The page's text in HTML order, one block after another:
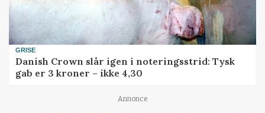
GRISE
Danish Crown slår igen i noteringsstrid: Tysk
gab er 3 kroner – ikke 4,30
Annonce